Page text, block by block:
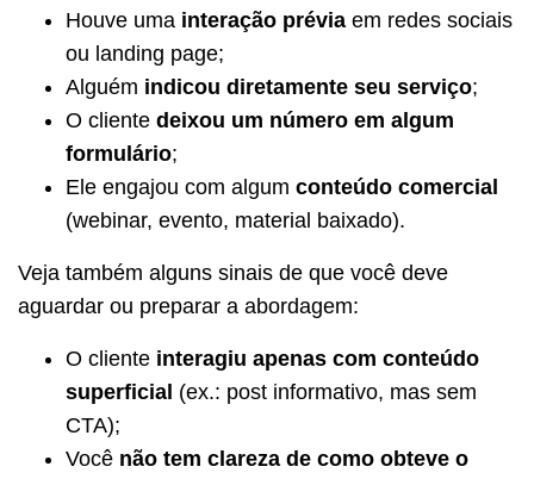
Houve uma interação prévia em redes sociais
ou landing page;
Alguém indicou diretamente seu serviço;
O cliente deixou um número em algum
formulário;
Ele engajou com algum conteúdo comercial
(webinar, evento, material baixado).
Veja também alguns sinais de que você deve
aguardar ou preparar a abordagem:
O cliente interagiu apenas com conteúdo
superficial (ex.: post informativo, mas sem
CTA);
Você não tem clareza de como obteve o